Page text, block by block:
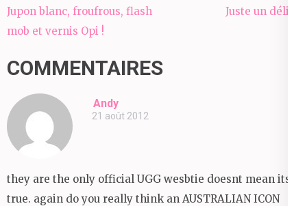
Navigation
de
Jupon blanc, froufrous, flash
mob et vernis Opi !
Juste un délire
COMMENTAIRES
Andy
21 août 2012
they are the only official UGG wesbtie doesnt mean its
true. again do you really think an AUSTRALIAN ICON